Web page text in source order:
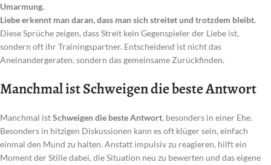
Umarmung.
Liebe erkennt man daran, dass man sich streitet und trotzdem bleibt.
Diese Sprüche zeigen, dass Streit kein Gegenspieler der Liebe ist,
sondern oft ihr Trainingspartner. Entscheidend ist nicht das
Aneinandergeraten, sondern das gemeinsame Zurückfinden.
Manchmal ist Schweigen die beste Antwort
Manchmal istSchweigen die beste Antwort, besonders in einer Ehe.
Besonders in hitzigen Diskussionen kann es oft klüger sein, einfach
einmal den Mund zu halten. Anstatt impulsiv zu reagieren, hilft ein
Moment der Stille dabei, die Situation neu zu bewerten und das eigene